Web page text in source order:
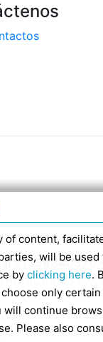
91398840370
ES
125 y
content,
will be
by clicking here.
only
will continue
Please also